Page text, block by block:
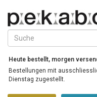
Heute bestellt, morgen
Bestellungen mit
Dienstag zugestellt.